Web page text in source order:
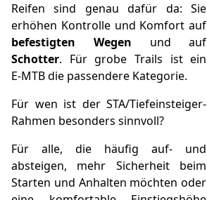
Reifen sind genau dafür da: Sie
erhöhen Kontrolle und Komfort auf
befestigten Wegen und auf
Schotter. Für grobe Trails ist ein
E‑MTB die passendere Kategorie.
Für wen ist der STA/Tiefeinsteiger-
Rahmen besonders sinnvoll?
Für alle, die häufig auf- und
absteigen, mehr Sicherheit beim
Starten und Anhalten möchten oder